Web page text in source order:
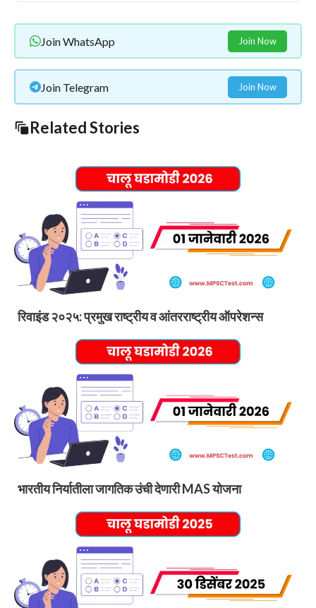
Join WhatsApp Join Now
Join Telegram Join Now
Related Stories
रिवाइंड २०२५: प्रमुख राष्ट्रीय व आंतरराष्ट्रीय ऑपरेशन्स
भारतीय निर्यातीला जागतिक उंची देणारी MAS योजना